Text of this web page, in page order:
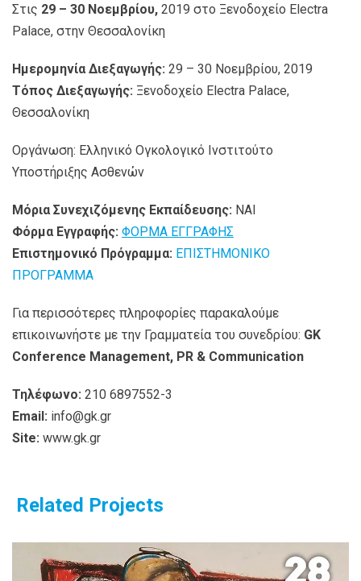
Στις 29 – 30 Νοεμβρίου, 2019 στο Ξενοδοχείο Electra
Palace, στην Θεσσαλονίκη
Ημερομηνία Διεξαγωγής: 29 – 30 Νοεμβρίου, 2019
Τόπος Διεξαγωγής: Ξενοδοχείο Electra Palace,
Θεσσαλονίκη
Οργάνωση: Ελληνικό Ογκολογικό Ινστιτούτο
Υποστήριξης Ασθενών
Μόρια Συνεχιζόμενης Εκπαίδευσης: ΝΑΙ
Φόρμα Εγγραφής: ΦΟΡΜΑ ΕΓΓΡΑΦΗΣ
Επιστημονικό Πρόγραμμα: ΕΠΙΣΤΗΜΟΝΙΚΟ
ΠΡΟΓΡΑΜΜΑ
Για περισσότερες πληροφορίες παρακαλούμε
επικοινωνήστε με την Γραμματεία του συνεδρίου: GK
Conference Management, PR & Communication
Τηλέφωνο: 210 6897552-3
Email: info@gk.gr
Site: www.gk.gr
Related Projects